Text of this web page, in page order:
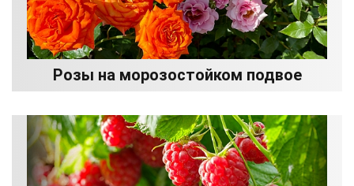
Розы на морозостойком подвое